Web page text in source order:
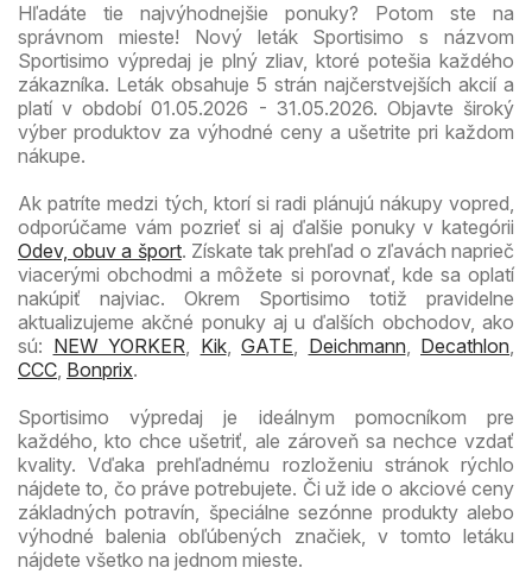
Hľadáte tie najvýhodnejšie ponuky? Potom ste na
správnom mieste! Nový leták Sportisimo s názvom
Sportisimo výpredaj je plný zliav, ktoré potešia každého
zákazníka. Leták obsahuje 5 strán najčerstvejších akcií a
platí v období 01.05.2026 - 31.05.2026. Objavte široký
výber produktov za výhodné ceny a ušetrite pri každom
nákupe.
Ak patríte medzi tých, ktorí si radi plánujú nákupy vopred,
odporúčame vám pozrieť si aj ďalšie ponuky v kategórii
Odev, obuv a šport. Získate tak prehľad o zľavách naprieč
viacerými obchodmi a môžete si porovnať, kde sa oplatí
nakúpiť najviac. Okrem Sportisimo totiž pravidelne
aktualizujeme akčné ponuky aj u ďalších obchodov, ako
sú: NEW YORKER, Kik, GATE, Deichmann, Decathlon,
CCC, Bonprix.
Sportisimo výpredaj je ideálnym pomocníkom pre
každého, kto chce ušetriť, ale zároveň sa nechce vzdať
kvality. Vďaka prehľadnému rozloženiu stránok rýchlo
nájdete to, čo práve potrebujete. Či už ide o akciové ceny
základných potravín, špeciálne sezónne produkty alebo
výhodné balenia obľúbených značiek, v tomto letáku
nájdete všetko na jednom mieste.